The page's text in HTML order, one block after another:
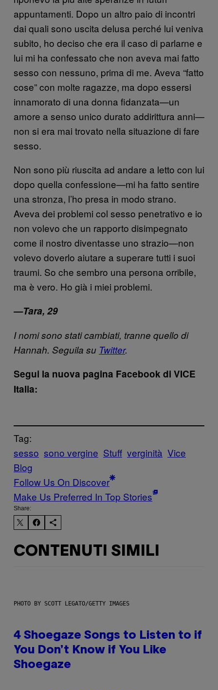
appuntamenti. Dopo un altro paio di incontri
dai quali sono uscita delusa perché lui veniva
subito, ho deciso che era il caso di parlarne e
lui mi ha confessato che non aveva mai fatto
sesso con nessuno, prima di me. Aveva “fatto
cose” con molte ragazze, ma dopo essersi
innamorato di una donna fidanzata—un
amore a senso unico durato addirittura anni—
non si era mai trovato nella situazione di fare
sesso.
Non sono più riuscita ad andare a letto con lui
dopo quella confessione—mi ha fatto sentire
una stronza, l’ho presa in modo strano.
Aveva dei problemi col sesso penetrativo e io
non volevo che un rapporto disimpegnato
come il nostro diventasse uno strazio—non
volevo doverlo aiutare a superare tutti i suoi
traumi. So che sembro una persona orribile,
ma è vero. Ho già i miei problemi.
—Tara, 29
I nomi sono stati cambiati, tranne quello di
Hannah. Seguila su Twitter.
Segui la nuova pagina Facebook di VICE
Italia:
Tag:
sesso sono vergine Stuff verginità Vice
Blog
Follow Us On Discover
Make Us Preferred In Top Stories
Share:
CONTENUTI SIMILI
PHOTO BY SCOTT LEGATO/GETTY IMAGES
4 Shoegaze Songs to Listen to if
You Don’t Know if You Like
Shoegaze